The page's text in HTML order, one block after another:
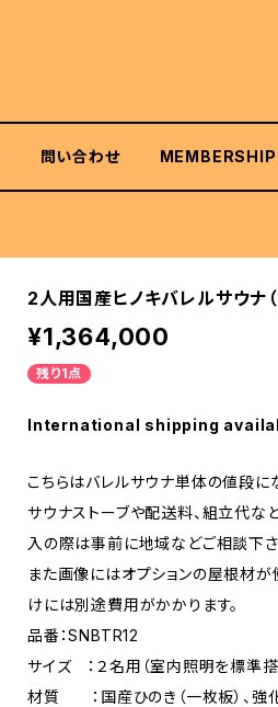
問い合わせ MEMBERSHIP
2人用国産ヒノキバレルサウナ
¥1,364,000
残り1点
International shipping
こちらはバレルサウナ単体の値段に
サウナストーブや配送料、組立代な
入の際は事前に地域などご相談下さ
また画像にはオプションの屋根材が
けには別途費用がかかります。
品番：SNBTR12
サイズ ：２名用（室内照明を標準搭
材質 ：国産ひのき（一枚板）、強